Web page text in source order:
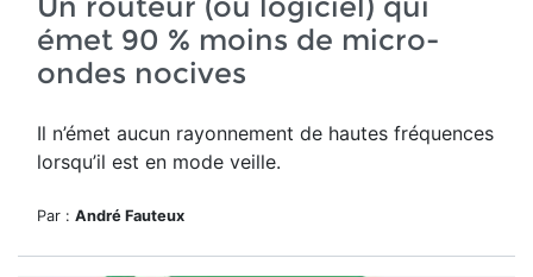
émet 90 % moins de micro-
ondes nocives
Il n’émet aucun rayonnement de hautes fréquences
lorsqu’il est en mode veille.
Par : André Fauteux